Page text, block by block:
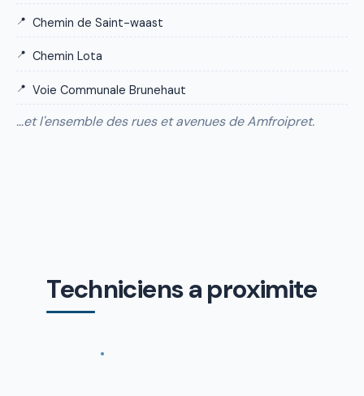
Chemin de Saint-waast
Chemin Lota
Voie Communale Brunehaut
…et l'ensemble des rues et avenues de Amfroipret.
Techniciens a proximite